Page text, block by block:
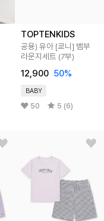
TOPTENKIDS
공용) 유아 [쿄니] 뱀부
라운지세트 (7부)
12,900 50%
BABY
50 5 (6)